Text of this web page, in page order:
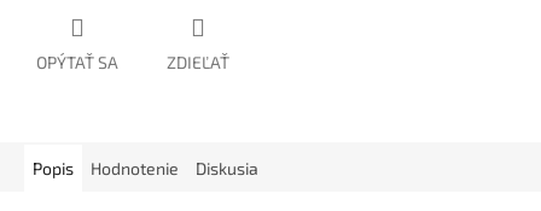
OPÝTAŤ SA ZDIEĽAŤ
Popis Hodnotenie Diskusia